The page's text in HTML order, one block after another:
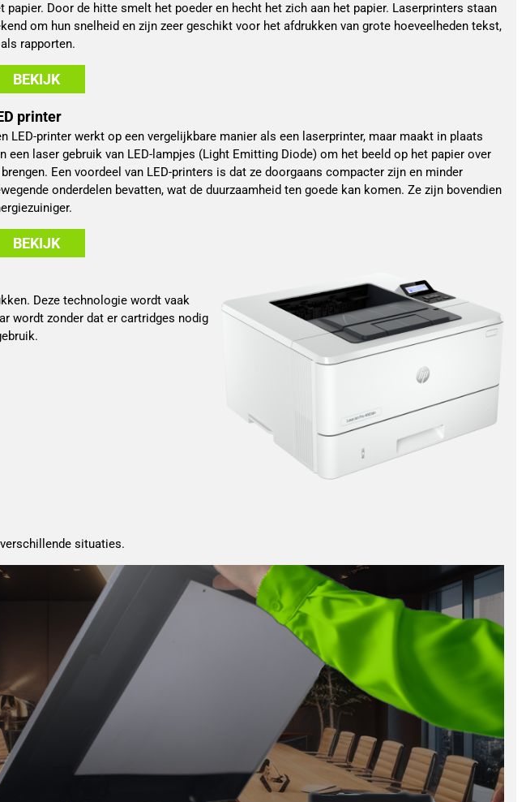
papier. Door de hitte smelt het poeder en hecht het zich aan het papier. Laserprinters staan
om hun snelheid en zijn zeer geschikt voor het afdrukken van grote hoeveelheden tekst,
rapporten.
BEKIJK
printer
LED-printer werkt op een vergelijkbare manier als een laserprinter, maar maakt in plaats
een laser gebruik van LED-lampjes (Light Emitting Diode) om het beeld op het papier over
Een voordeel van LED-printers is dat ze doorgaans compacter zijn en minder
onderdelen bevatten, wat de duurzaamheid ten goede kan komen. Ze zijn bovendien
BEKIJK
Deze technologie wordt vaak
wordt zonder dat er cartridges nodig
situaties.